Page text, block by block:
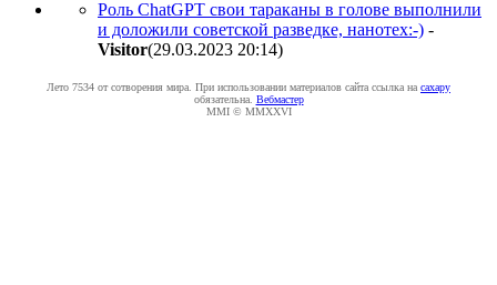
Роль ChatGPT свои тараканы в голове выполнили
и доложили советской разведке, нанотех:-) -
Visitor(29.03.2023 20:14)
Лето 7534 от сотворения мира. При использовании материалов сайта ссылка на caxapу
обязательна. Вебмастер
MMI © MMXXVI